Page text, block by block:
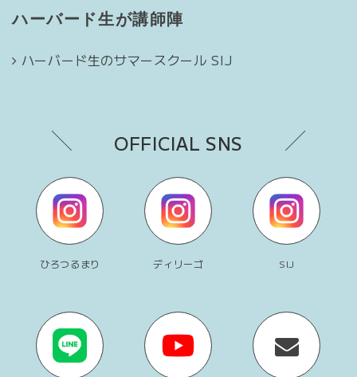
ハーバード生が講師陣
ハーバード生のサマースクール SIJ
OFFICIAL SNS
ひろつるまり ディリーゴ SIJ